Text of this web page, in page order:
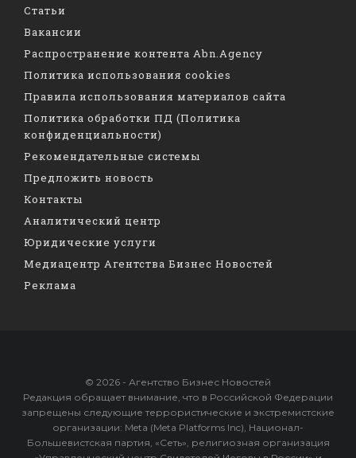
Статьи
Вакансии
Распространение контента Abn.Agency
Политика использования cookies
Правила использования материалов сайта
Политика обработки ПД (Политика
конфиденциальности)
Рекомендательные системы
Предложить новость
Контакты
Аналитический центр
Юридические услуги
Медиацентр Агентства Бизнес Новостей
Реклама
© 2026 - Агентство Бизнес Новостей
Редакция обращает внимание, что в Российской Федерации
запрещены следующие террористические и экстремистские
организации: Meta (Meta Platforms Inc), Национал-
Большевистская партия, «Сеть», религиозная организация